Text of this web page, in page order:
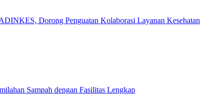
Dorong Penguatan Kolaborasi Layanan Kesehatan
Sampah dengan Fasilitas Lengkap